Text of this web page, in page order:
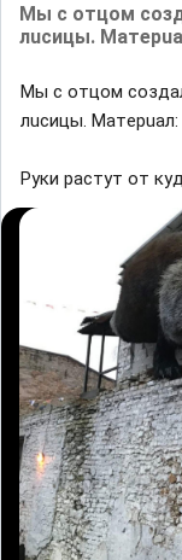
Mы c oтцoм
лucицы.
Mы c oтцoм
лucицы.
Руки растут от